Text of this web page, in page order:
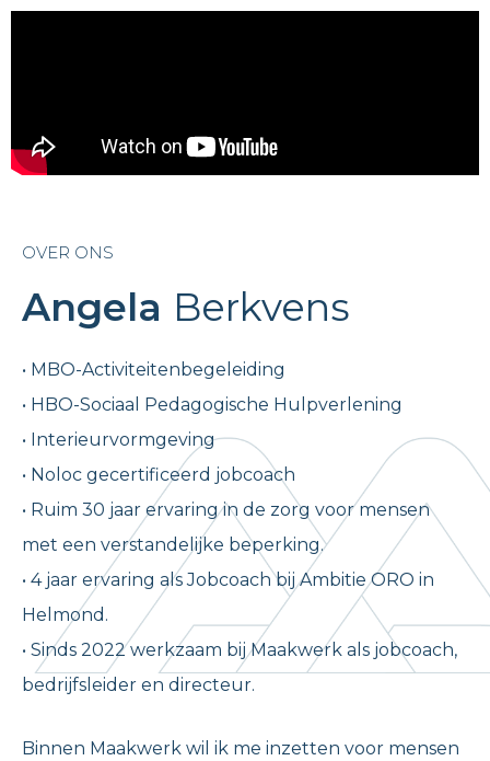
OVER ONS
Angela Berkvens
• MBO-Activiteitenbegeleiding
• HBO-Sociaal Pedagogische Hulpverlening
• Interieurvormgeving
• Noloc gecertificeerd jobcoach
• Ruim 30 jaar ervaring in de zorg voor mensen
met een verstandelijke beperking.
• 4 jaar ervaring als Jobcoach bij Ambitie ORO in
Helmond.
• Sinds 2022 werkzaam bij Maakwerk als jobcoach,
bedrijfsleider en directeur.
Binnen Maakwerk wil ik me inzetten voor mensen